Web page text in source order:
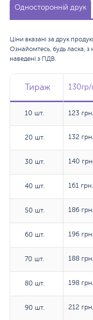
Односторонній друк
Ціни вказані за друк
Ознайомтесь, будь ласка,
наведені з ПДВ.
Тираж
10 шт.
20 шт.
30 шт.
40 шт.
50 шт.
60 шт.
70 шт.
80 шт.
90 шт.
Тираж
Тираж
10 шт. 123 грн.
20 шт. 132 грн.
30 шт. 140
40 шт. 161 грн.
50 шт. 186 грн.
60 шт. 196 грн.
70 шт. 188 грн.
80 шт. 198 грн.
90 шт. 212 грн.